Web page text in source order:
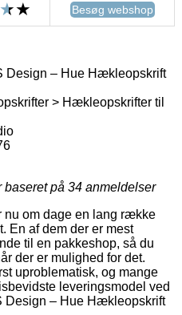
Besøg webshop
Design – Hue Hækleopskrift
> Hækleopskrifter til
baseret på 34 anmeldelser
nu om dage en lang række
En af dem der er mest
til en pakkeshop, så du
der er mulighed for det.
uproblematisk, og mange
leveringsmodel ved
Design – Hue Hækleopskrift